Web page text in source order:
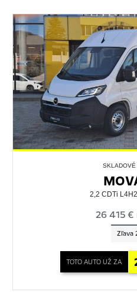
SKLADOVÉ
2,2 CDTi
26 415 €
Zľava
TOTO AUTO UŽ ZA